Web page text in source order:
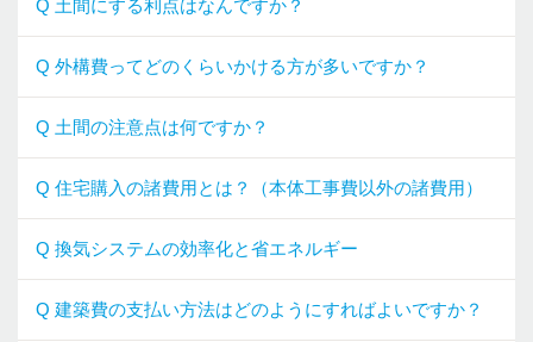
Q 土間にする利点はなんですか？
Q 外構費ってどのくらいかける方が多いですか？
Q 土間の注意点は何ですか？
Q 住宅購入の諸費用とは？（本体工事費以外の諸費用）
Q 換気システムの効率化と省エネルギー
Q 建築費の支払い方法はどのようにすればよいですか？